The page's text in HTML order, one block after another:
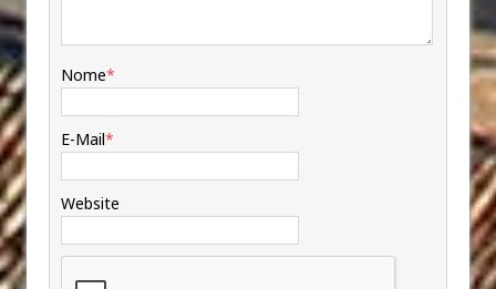
Nome*
E-Mail*
Website